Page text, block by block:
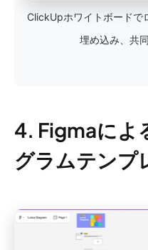
ClickUpホワイトボードで
埋め込み、共
4. Figmaによ
グラムテンプ